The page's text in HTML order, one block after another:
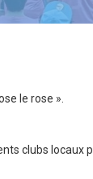
le rose ».
clubs